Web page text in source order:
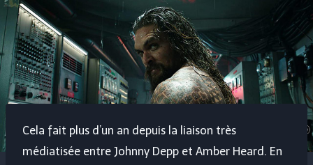
Cela fait plus d’un an depuis la liaison très
médiatisée entre Johnny Depp et Amber Heard. En